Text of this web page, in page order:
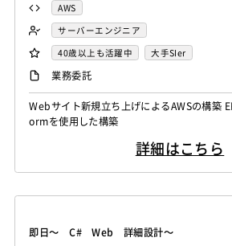
AWS
サーバーエンジニア
40歳以上も活躍中
大手SIer
業務委託
Webサイト新規立ち上げによるAWSの構築
ormを使用した構築
詳細はこちら
即日～ C# Web 詳細設計～